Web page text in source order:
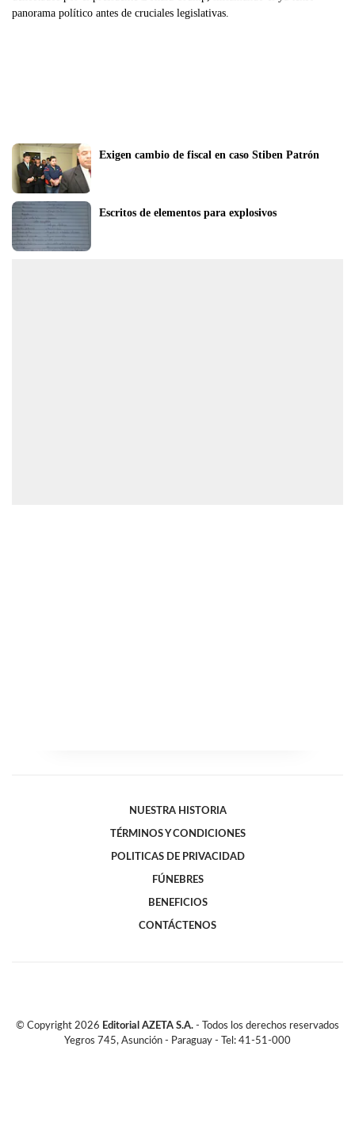
panorama político antes de cruciales legislativas.
Exigen cambio de fiscal en caso Stiben Patrón
Escritos de elementos para explosivos
NUESTRA HISTORIA
TÉRMINOS Y CONDICIONES
POLITICAS DE PRIVACIDAD
FÚNEBRES
BENEFICIOS
CONTÁCTENOS
© Copyright 2026 Editorial AZETA S.A. - Todos los derechos reservados
Yegros 745, Asunción - Paraguay - Tel: 41-51-000